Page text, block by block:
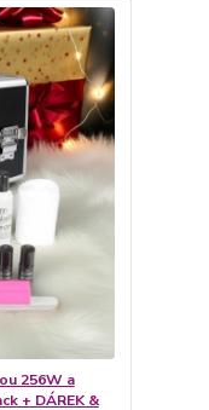
256W a
+ DÁREK &